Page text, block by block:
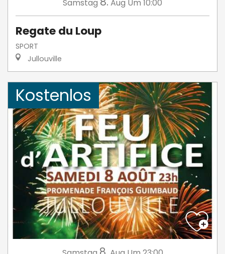
Samstag Aug Um 10:00
Regate du Loup
SPORT
Jullouville
Kostenlos